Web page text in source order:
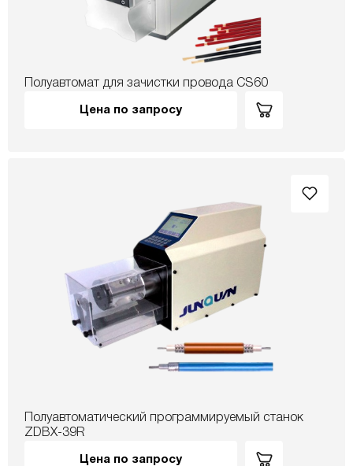
Полуавтомат для зачистки провода CS60
Цена по запросу
Полуавтоматический программируемый станок
ZDBX-39R
Цена по запросу